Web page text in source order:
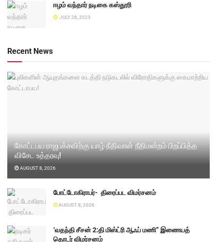
ஈழம் வந்தார் நடிகை கஸ்தூரி
JULY 28, 2023
Recent News
கோட்டபய ராஜபக்சவிற்கு யாழ் நீதிவான் நீதிமன்றம் பிறப்பித்த
விசேட உத்தரவு!
AUGUST 8, 2026
போட்டோகிராபர்- ‌ திரைப்பட விமர்சனம்
AUGUST 8, 2026
‘வதந்தி சீசன் 2:தி மிஸ்ட்ரி ஆஃப் மணி” இணையத்
தொடர் விமர்சனம்